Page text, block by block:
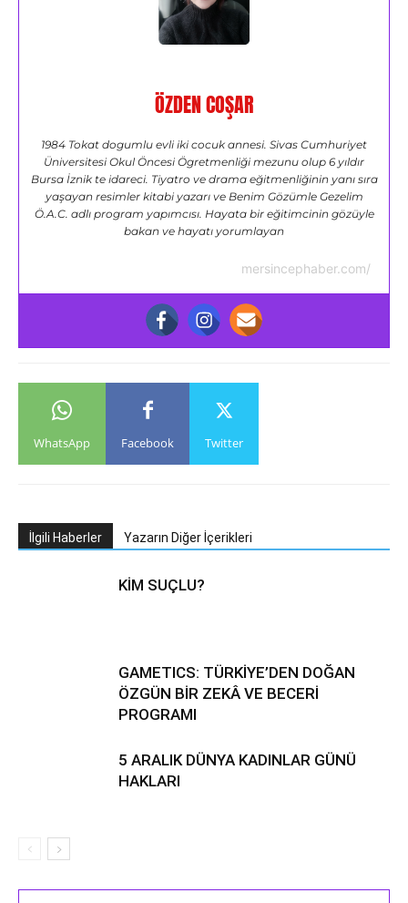
ÖZDEN COŞAR
1984 Tokat dogumlu evli iki cocuk annesi. Sivas Cumhuriyet
Üniversitesi Okul Öncesi Ögretmenliği mezunu olup 6 yıldır
Bursa İznik te idareci. Tiyatro ve drama eğitmenliğinin yanı sıra
yaşayan resimler kitabi yazarı ve Benim Gözümle Gezelim
Ö.A.C. adlı program yapımcısı. Hayata bir eğitimcinin gözüyle
bakan ve hayatı yorumlayan
mersincephaber.com/
WhatsApp Facebook Twitter
İlgili Haberler Yazarın Diğer İçerikleri
KİM SUÇLU?
GAMETICS: TÜRKİYE’DEN DOĞAN
ÖZGÜN BİR ZEKÂ VE BECERİ
PROGRAMI
5 ARALIK DÜNYA KADINLAR GÜNÜ
HAKLARI